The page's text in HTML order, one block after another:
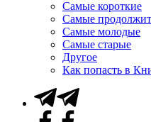
Самые короткие
Самые
Самые молодые
Самые старые
Другое
Как попасть в
Telegram
Facebook